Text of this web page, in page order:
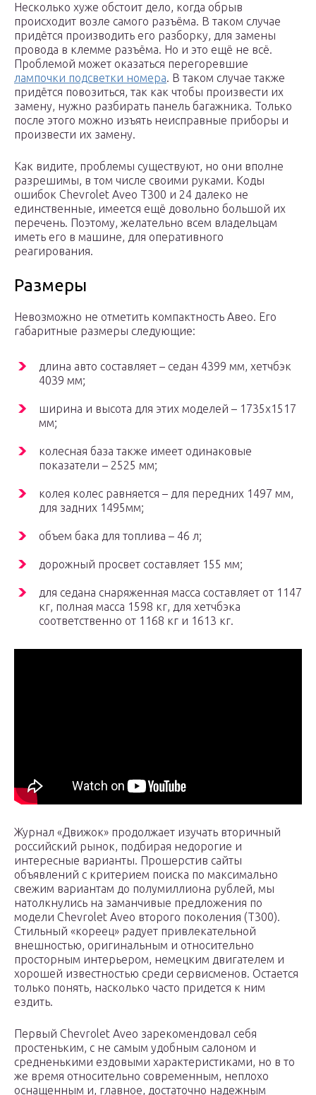
Несколько хуже обстоит дело, когда обрыв
происходит возле самого разъёма. В таком случае
придётся производить его разборку, для замены
провода в клемме разъёма. Но и это ещё не всё.
Проблемой может оказаться перегоревшие
лампочки подсветки номера. В таком случае также
придётся повозиться, так как чтобы произвести их
замену, нужно разбирать панель багажника. Только
после этого можно изъять неисправные приборы и
произвести их замену.
Как видите, проблемы существуют, но они вполне
разрешимы, в том числе своими руками. Коды
ошибок Chevrolet Aveo Т300 и 24 далеко не
единственные, имеется ещё довольно большой их
перечень. Поэтому, желательно всем владельцам
иметь его в машине, для оперативного
реагирования.
Размеры
Невозможно не отметить компактность Авео. Его
габаритные размеры следующие:
длина авто составляет – седан 4399 мм, хетчбэк
4039 мм;
ширина и высота для этих моделей – 1735х1517
мм;
колесная база также имеет одинаковые
показатели – 2525 мм;
колея колес равняется – для передних 1497 мм,
для задних 1495мм;
объем бака для топлива – 46 л;
дорожный просвет составляет 155 мм;
для седана снаряженная масса составляет от 1147
кг, полная масса 1598 кг, для хетчбэка
соответственно от 1168 кг и 1613 кг.
Журнал «Движок» продолжает изучать вторичный
российский рынок, подбирая недорогие и
интересные варианты. Прошерстив сайты
объявлений с критерием поиска по максимально
свежим вариантам до полумиллиона рублей, мы
натолкнулись на заманчивые предложения по
модели Chevrolet Aveo второго поколения (Т300).
Стильный «кореец» радует привлекательной
внешностью, оригинальным и относительно
просторным интерьером, немецким двигателем и
хорошей известностью среди сервисменов. Остается
только понять, насколько часто придется к ним
ездить.
Первый Chevrolet Aveo зарекомендовал себя
простеньким, с не самым удобным салоном и
средненькими ездовыми характеристиками, но в то
же время относительно современным, неплохо
оснащенным и, главное, достаточно надежным